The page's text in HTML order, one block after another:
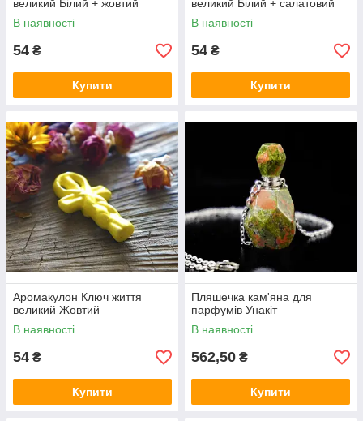
великий Білий + жовтий
В наявності
54 ₴
Купити
великий Білий + салатовий
В наявності
54 ₴
Купити
Аромакулон Ключ життя
великий Жовтий
В наявності
54 ₴
Купити
Пляшечка кам'яна для
парфумів Унакіт
В наявності
562,50 ₴
Купити